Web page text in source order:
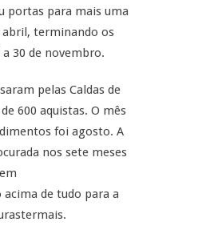
portas para mais uma
terminando os
30 de novembro.
pelas Caldas de
600 aquistas. O mês
foi agosto. A
nos sete meses
de tudo para a